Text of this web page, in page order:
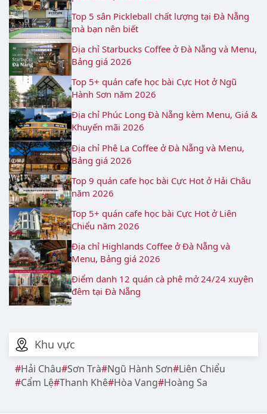
Khu vực
Hải Châu Sơn Trà Ngũ Hành Sơn Liên Chiểu
Cẩm Lệ Thanh Khê Hòa Vang Hoàng Sa
Top 5 sân Pickleball chất lượng tại Đà Nẵng
mà bạn nên biết
Địa chỉ Starbucks Coffee ở Đà Nẵng và Menu,
Bảng giá 2026
Top 5+ quán cafe học bài Cực Hot ở Ngũ
Hành Sơn năm 2026
Địa chỉ Phúc Long Đà Nẵng kèm Menu, Giá &
Khuyến mãi 2026
Địa chỉ Phê La Coffee ở Đà Nẵng và Menu,
Bảng giá 2026
Top 9 quán cafe học bài Cực Hot ở Hải Châu
năm 2026
Top 5+ quán cafe học bài Cực Hot ở Liên
Chiểu năm 2026
Địa chỉ Highlands Coffee ở Đà Nẵng và
Menu, Bảng giá 2026
Điểm danh 12 quán cà phê mở 24/24 xuyên
đêm tại Đà Nẵng